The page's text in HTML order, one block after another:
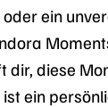
ein
dir, diese
ein